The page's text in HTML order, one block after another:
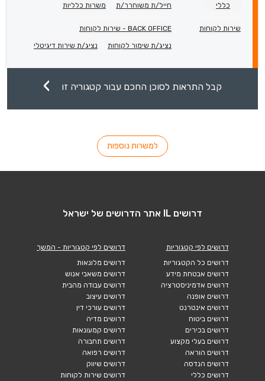
כללי
חייל/ת משוחרר/ת משרות כלליות
שירות לקוחות BACK OFFICE - שירות לקוחות
נציג/ת שימור לקוחות נציג/ת שירות דיגיטלי
קבל התראות לסוכן החכם עבור קטגוריה זו
למשרות נוספות
דרושים IL אתר הדרושים של ישראל
דרושים לפי קטגוריות
דרושים כל הקטגוריות
דרושים אבטחת מידע
דרושים אדמיניסטרציה
דרושים אופנה
דרושים אינטרנט
דרושים ביטוח
דרושים בכירים
דרושים בעלי מקצוע
דרושים הוראה
דרושים הנדסה
דרושים כללי
דרושים לפי קטגוריות - המשך
דרושים מלונאות
דרושים משאבי אנוש
דרושים עבודה מהבית
דרושים עיצוב
דרושים עורכי דין
דרושים מדיה
דרושים קמעונאות
דרושים תחבורה
דרושים רפואה
דרושים שיווק
דרושים שירות לקוחות